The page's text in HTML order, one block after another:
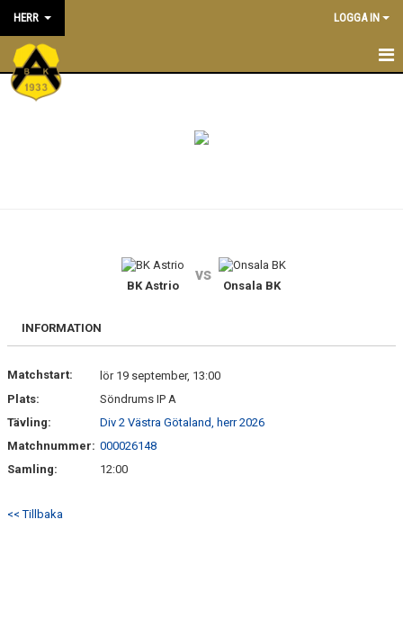
HERR LOGGA IN
NYHETER
BK Astrio
vs
Onsala BK
INFORMATION
Matchstart:
lör 19 september, 13:00
Plats:
Söndrums IP A
Tävling:
Div 2 Västra Götaland, herr 2026
Matchnummer: 000026148
Samling:
12:00
<< Tillbaka